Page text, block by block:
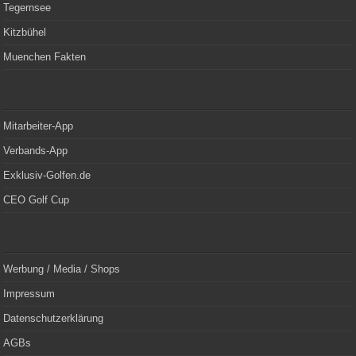
Tegernsee
Kitzbühel
Muenchen Fakten
Mitarbeiter-App
Verbands-App
Exklusiv-Golfen.de
CEO Golf Cup
Werbung / Media / Shops
Impressum
Datenschutzerklärung
AGBs